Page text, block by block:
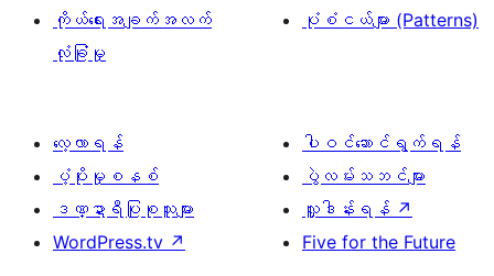
ကိုယ်ရေးအချက်အလက်
လုံခြုံမှု
ပုံစံငယ်များ (Patterns)
လေ့လာရန်
ပံ့ပိုးမှုစနစ်
ဒဏ္ဍာရီပြုစုသူများ
WordPress.tv ↗
ပါဝင်ဆောင်ရွက်ရန်
ပွဲလမ်းသဘင်များ
လှူဒါန်းရန် ↗
Five for the Future